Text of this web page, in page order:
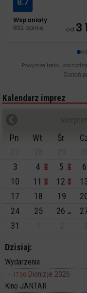
Wspaniały
832 opinie
8.7
od 3
Powyższe treści
Zostań
Kalendarz imprez
Pn
Wt Śr
3
4 5 6
10
11 12
17
18 19
24
25 26
31
Dzisiaj:
Wydarzenia
17:30 Dionizje 2026
Kino JANTAR